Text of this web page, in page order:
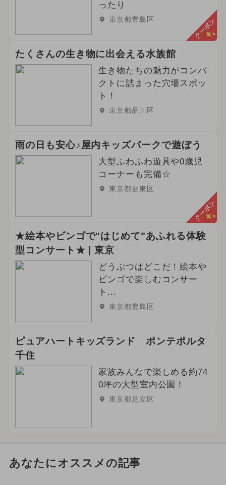
ったり
東京都豊島区 クーポン
たくさんの生き物に出会える水族館
生き物たちの魅力がコンパ
クトに詰まった穴場スポッ
ト！
東京都品川区
雨の日も安心♪屋内キッズパークで遊ぼう
大型ふわふわ遊具や0歳児
コーナーも完備☆
東京都台東区
クーポン
★絵本やビンゴで"はじめて"あふれる体験
型コンサート★ | 東京
どうぶつはどこだ！絵本や
ビンゴで楽しむコンサー
ト...
東京都豊島区
ピュアハートキッズランド ポンテポルタ
千住
家族みんなで楽しめる約74
0坪の大型室内公園！
東京都足立区
あなたにオススメの記事